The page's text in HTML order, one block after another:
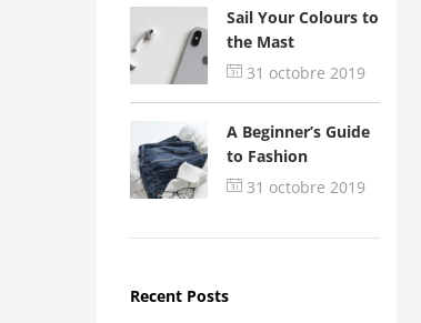
Sail Your Colours to
the Mast
31 octobre 2019
A Beginner’s Guide
to Fashion
31 octobre 2019
Recent Posts